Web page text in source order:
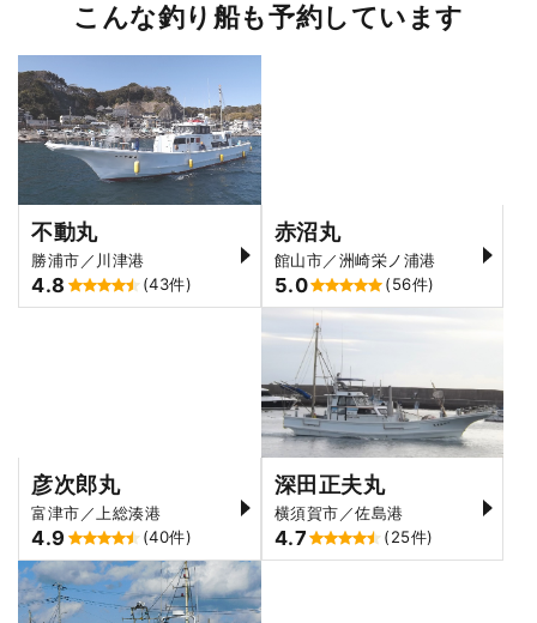
こんな釣り船も予約しています
不動丸
勝浦市／川津港
4.8 (43件)
赤沼丸
館山市／洲崎栄ノ浦港
5.0 (56件)
彦次郎丸
富津市／上総湊港
4.9 (40件)
深田正夫丸
横須賀市／佐島港
4.7 (25件)